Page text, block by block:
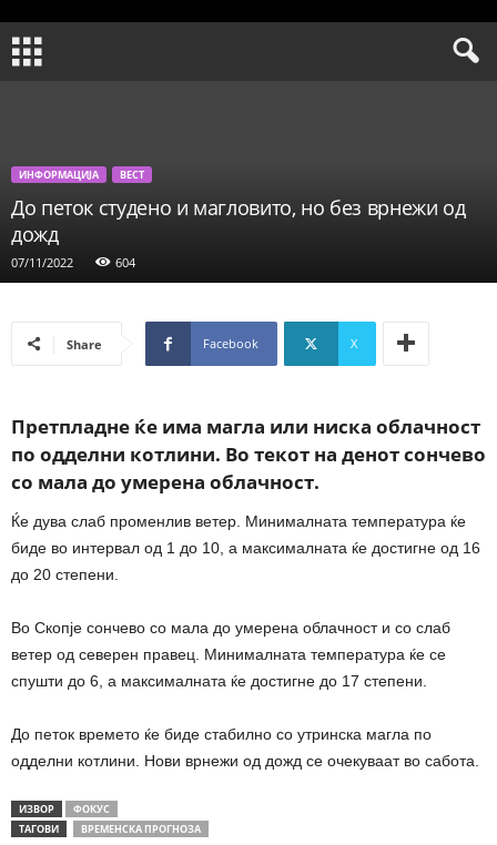
ИНФОРМАЦИЈА ВЕСТ
До петок студено и магловито, но без врнежи од
дожд
07/11/2022 604
Share Facebook X
Претпладне ќе има магла или ниска облачност
по одделни котлини. Во текот на денот сончево
со мала до умерена облачност.
Ќе дува слаб променлив ветер. Минималната температура ќе
биде во интервал од 1 до 10, а максималната ќе достигне од 16
до 20 степени.
Во Скопје сончево со мала до умерена облачност и со слаб
ветер од северен правец. Минималната температура ќе се
спушти до 6, а максималната ќе достигне до 17 степени.
До петок времето ќе биде стабилно со утринска магла по
одделни котлини. Нови врнежи од дожд се очекуваат во сабота.
ИЗВОР
ФОКУС
ТАГОВИ
ВРЕМЕНСКА ПРОГНОЗА